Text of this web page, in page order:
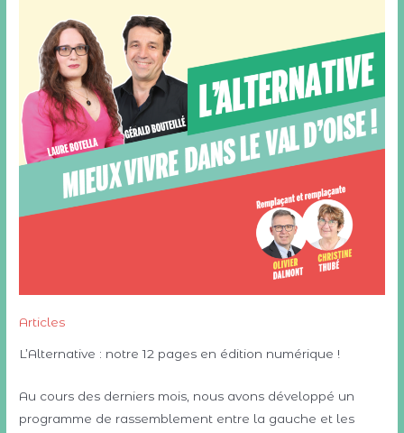
Articles
L’Alternative : notre 12 pages en édition numérique !
Au cours des derniers mois, nous avons développé un
programme de rassemblement entre la gauche et les